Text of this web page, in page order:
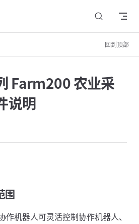
回到顶部
Farm200 农业采
说明
围
机器人可灵活控制协作机器人、